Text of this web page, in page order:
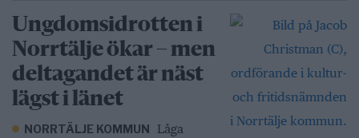
Ungdomsidrotten i
Norrtälje ökar – men
deltagandet är näst
lägst i länet
NORRTÄLJE KOMMUN
Låga